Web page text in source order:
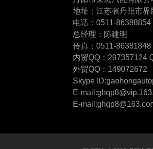
地址：江苏省丹阳市
电话：0511-86388854
总经理：陈建明
传真：0511-86381848
内贸QQ：297357124
外贸QQ：149072672
Skype
E-
E-